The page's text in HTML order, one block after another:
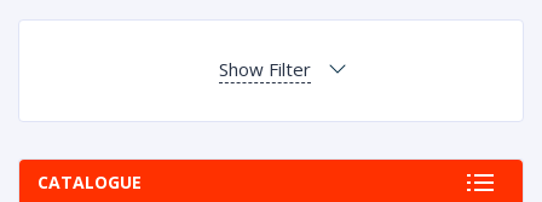
Show Filter
CATALOGUE